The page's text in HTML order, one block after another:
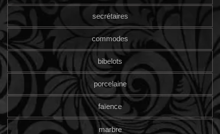
secrétaires
commodes
bibelots
porcelaine
faïence
marbre